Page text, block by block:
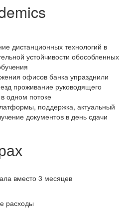
дистанционных технологий в
устойчивости обособленных
офисов банка упразднили
проживание руководящего
одном потоке
поддержка, актуальный
документов в день сдачи
вместо 3 месяцев
расходы